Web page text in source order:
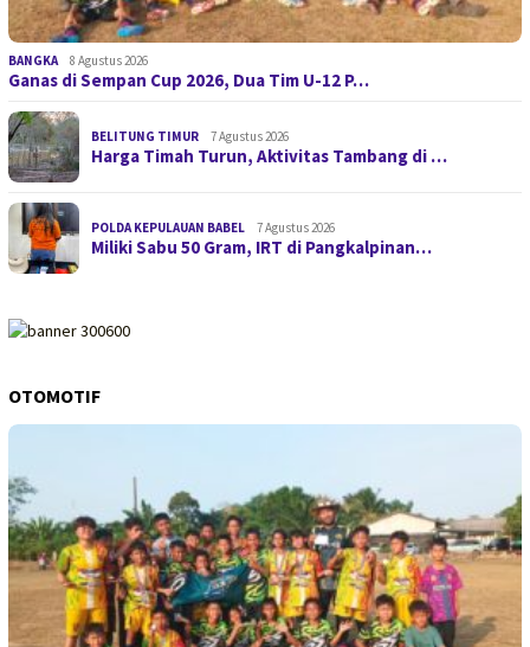
BANGKA 8 Agustus 2026
Ganas di Sempan Cup 2026, Dua Tim U-12 P…
BELITUNG TIMUR 7 Agustus 2026
Harga Timah Turun, Aktivitas Tambang di …
POLDA KEPULAUAN BABEL 7 Agustus 2026
Miliki Sabu 50 Gram, IRT di Pangkalpinan…
OTOMOTIF